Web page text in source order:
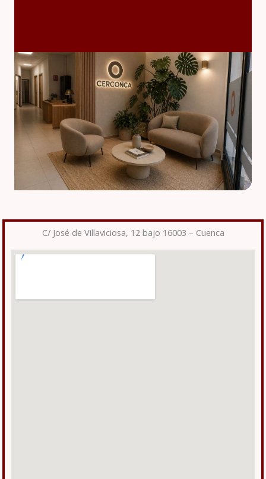
C/ José de Villaviciosa, 12 bajo 16003 – Cuenca